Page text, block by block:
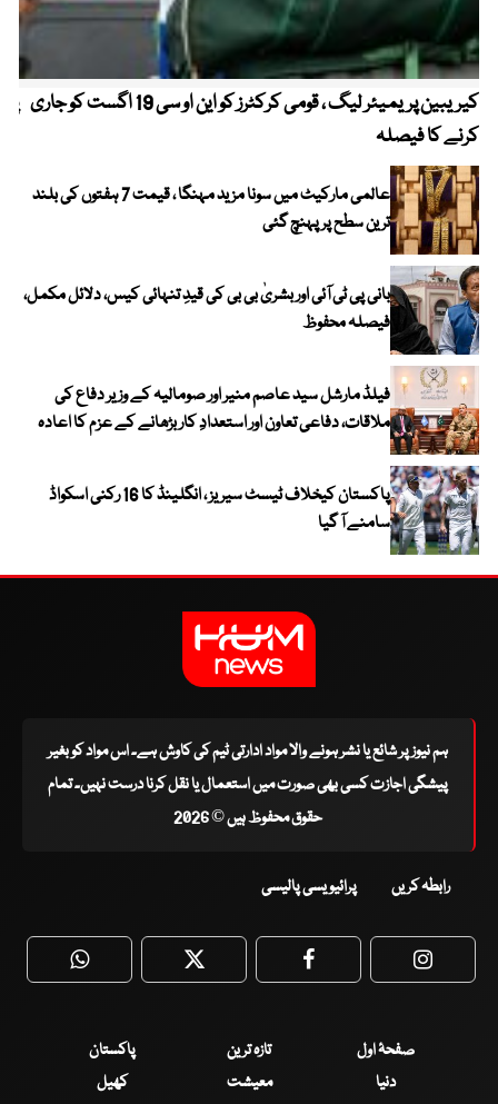
کیریبین پریمیئر لیگ ، قومی کرکٹرز کو این او سی 19 اگست کو جاری
کرنے کا فیصلہ
عالمی مارکیٹ میں سونا مزید مہنگا ، قیمت 7 ہفتوں کی بلند
ترین سطح پر پہنچ گئی
بانی پی ٹی آئی اور بشریٰ بی بی کی قیدِ تنہائی کیس، دلائل مکمل،
فیصلہ محفوظ
فیلڈ مارشل سید عاصم منیر اور صومالیہ کے وزیر دفاع کی
ملاقات، دفاعی تعاون اور استعدادِ کار بڑھانے کے عزم کا اعادہ
پاکستان کیخلاف ٹیسٹ سیریز ، انگلینڈ کا 16 رکنی اسکواڈ
سامنے آ گیا
ہم نیوز پر شائع یا نشر ہونے والا مواد ادارتی ٹیم کی کاوش ہے۔ اس مواد کو بغیر
پیشگی اجازت کسی بھی صورت میں استعمال یا نقل کرنا درست نہیں۔ تمام
حقوق محفوظ ہیں © 2026
رابطہ کریں پرائیویسی پالیسی
WhatsApp Twitter Facebook
صفحۂ اول تازہ ترین
پاکستان
دنیا
معیشت
کھیل